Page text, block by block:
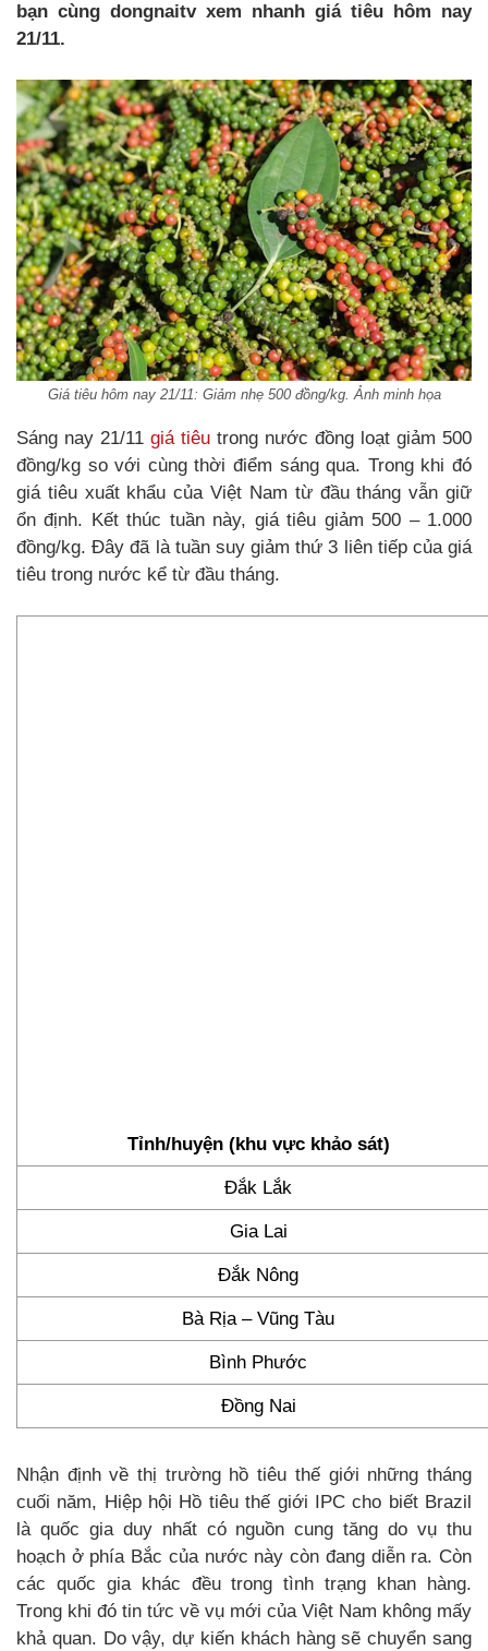
bạn cùng dongnaitv xem nhanh giá tiêu hôm nay
21/11.
Giá tiêu hôm nay 21/11: Giảm nhẹ 500 đồng/kg. Ảnh minh họa
Sáng nay 21/11 giá tiêu trong nước đồng loạt giảm 500
đồng/kg so với cùng thời điểm sáng qua. Trong khi đó
giá tiêu xuất khẩu của Việt Nam từ đầu tháng vẫn giữ
ổn định. Kết thúc tuần này, giá tiêu giảm 500 – 1.000
đồng/kg. Đây đã là tuần suy giảm thứ 3 liên tiếp của giá
tiêu trong nước kể từ đầu tháng.
Tỉnh/huyện (khu vực khảo sát)
Đắk Lắk
Gia Lai
Đắk Nông
Bà Rịa – Vũng Tàu
Bình Phước
Đồng Nai
Nhận định về thị trường hồ tiêu thế giới những tháng
cuối năm, Hiệp hội Hồ tiêu thế giới IPC cho biết Brazil
là quốc gia duy nhất có nguồn cung tăng do vụ thu
hoạch ở phía Bắc của nước này còn đang diễn ra. Còn
các quốc gia khác đều trong tình trạng khan hàng.
Trong khi đó tin tức về vụ mới của Việt Nam không mấy
khả quan. Do vậy, dự kiến khách hàng sẽ chuyển sang